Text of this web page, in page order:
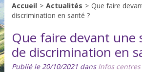
Accueil > Actualités > Que faire
discrimination en santé ?
Que faire devant une
de discrimination en
Publié le 20/10/2021 dans Infos